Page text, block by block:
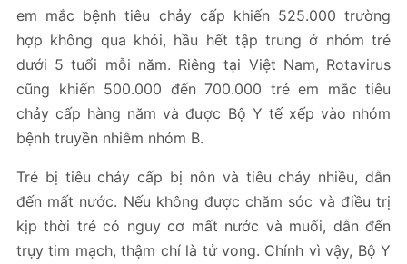
em mắc bệnh tiêu chảy cấp khiến 525.000 trường
hợp không qua khỏi, hầu hết tập trung ở nhóm trẻ
dưới 5 tuổi mỗi năm. Riêng tại Việt Nam, Rotavirus
cũng khiến 500.000 đến 700.000 trẻ em mắc tiêu
chảy cấp hàng năm và được Bộ Y tế xếp vào nhóm
bệnh truyền nhiễm nhóm B.
Trẻ bị tiêu chảy cấp bị nôn và tiêu chảy nhiều, dẫn
đến mất nước. Nếu không được chăm sóc và điều trị
kịp thời trẻ có nguy cơ mất nước và muối, dẫn đến
trụy tim mạch, thậm chí là tử vong. Chính vì vậy, Bộ Y